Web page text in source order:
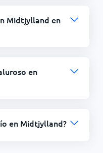
Midtjylland en
en
en Midtjylland?